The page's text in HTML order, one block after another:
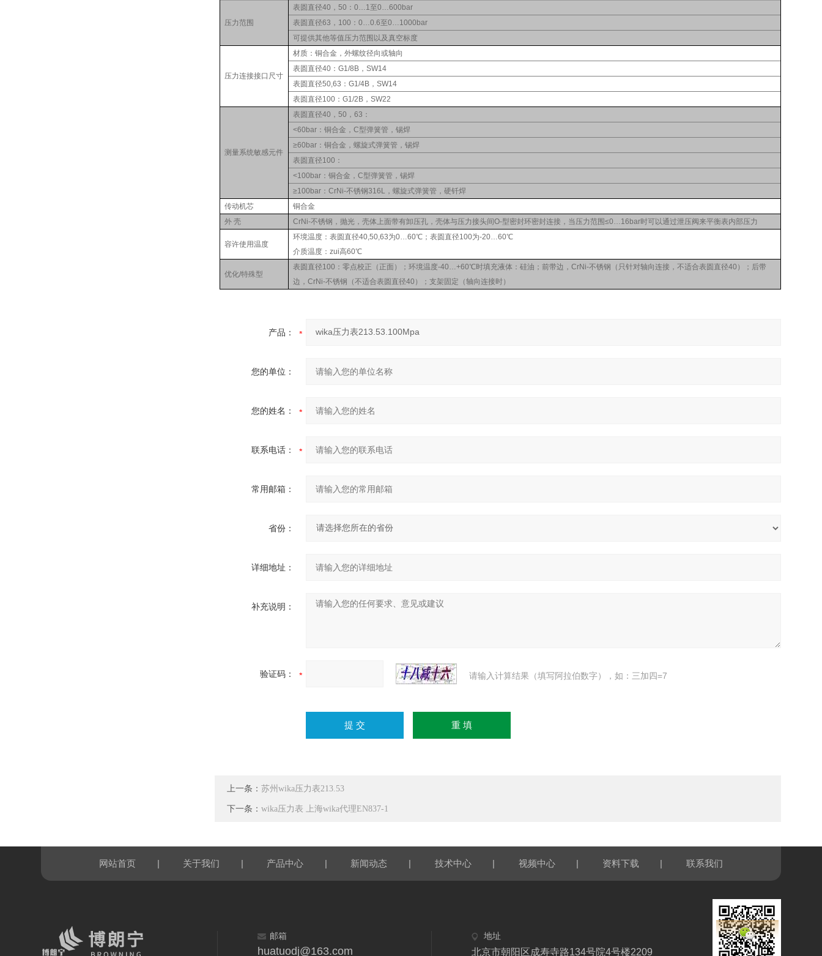
压力范围
表圆直径40，50：0…1至0…600bar
表圆直径63，100：0…0.6至0…1000bar
可提供其他等值压力范围以及真空标度
压力连接接口尺寸
材质：铜合金，外螺纹径向或轴向
表圆直径40：G1/8B，SW14
表圆直径50,63：G1/4B，SW14
表圆直径100：G1/2B，SW22
测量系统敏感元件
表圆直径40，50，63：
<60bar：铜合金，C型弹簧管，锡焊
≥60bar：铜合金，螺旋式弹簧管，锡焊
表圆直径100：
<100bar：铜合金，C型弹簧管，锡焊
≥100bar：CrNi-不锈钢316L，螺旋式弹簧管，硬钎焊
传动机芯
铜合金
外 壳 CrNi-不锈钢，抛光，壳体上面带有卸压孔，壳体与压力接头间O-型密封环密封连接，当压力范围≤0…16bar时可以通过泄压阀来平衡表内部压力
容许使用温度
环境温度：表圆直径40,50,63为0…60℃；表圆直径100为-20…60℃
介质温度：zui高60℃
优化/特殊型
表圆直径100：零点校正（正面）；环境温度-40…+60℃时填充液体：硅油；前带边，CrNi-不锈钢（只针对轴向连接，不适合表圆直径40）；后带
边，CrNi-不锈钢（不适合表圆直径40）；支架固定（轴向连接时）
产品：
您的单位：
您的姓名：
联系电话：
常用邮箱：
省份：
详细地址：
补充说明：
验证码： 请输入计算结果（填写阿拉伯数字），如：三加四=7
上一条：苏州wika压力表213.53
下一条：wika压力表 上海wika代理EN837-1
网站首页 | 关于我们 | 产品中心 | 新闻动态 | 技术中心 | 视频中心 | 资料下载 | 联系我们
邮箱
huatuodj@163.com
地址
北京市朝阳区成寿寺路134号院4号楼2209